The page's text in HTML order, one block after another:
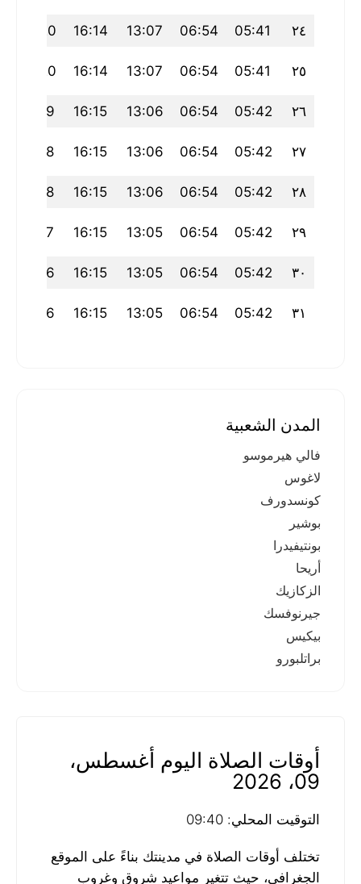
٢٤ 05:41
06:54
13:07
16:14
19:20
٢٥ 05:41
06:54
13:07
16:14
19:20
٢٦ 05:42
06:54
13:06
16:15
19:19
٢٧ 05:42
06:54
13:06
16:15
19:18
٢٨ 05:42
06:54
13:06
16:15
19:18
٢٩ 05:42
06:54
13:05
16:15
19:17
٣٠ 05:42
06:54
13:05
16:15
19:16
٣١ 05:42
06:54
13:05
16:15
19:16
المدن الشعبية
فالي هيرموسو
لاغوس
كونسدورف
بوشير
بونتيفيدرا
أريحا
الزكازيك
جيرنوفسك
بيكيس
براتلبورو
أوقات الصلاة اليوم أغسطس،
09، 2026
التوقيت المحلي: 09:40
تختلف أوقات الصلاة في مدينتك بناءً على الموقع
الجغرافي، حيث تتغير مواعيد شروق وغروب